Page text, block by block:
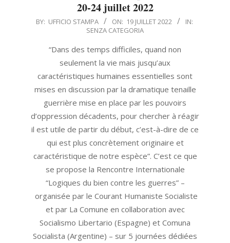
20-24 juillet 2022
2022-
BY: UFFICIO STAMPA ON: 19 JUILLET 2022
IN:
SENZA CATEGORIA
“Dans des temps difficiles, quand non
seulement la vie mais jusqu’aux
caractéristiques humaines essentielles sont
mises en discussion par la dramatique tenaille
guerrière mise en place par les pouvoirs
d’oppression décadents, pour chercher à réagir
il est utile de partir du début, c’est-à-dire de ce
qui est plus concrètement originaire et
caractéristique de notre espèce”. C’est ce que
se propose la Rencontre Internationale
“Logiques du bien contre les guerres” –
organisée par le Courant Humaniste Socialiste
et par La Comune en collaboration avec
Socialismo Libertario (Espagne) et Comuna
Socialista (Argentine) – sur 5 journées dédiées